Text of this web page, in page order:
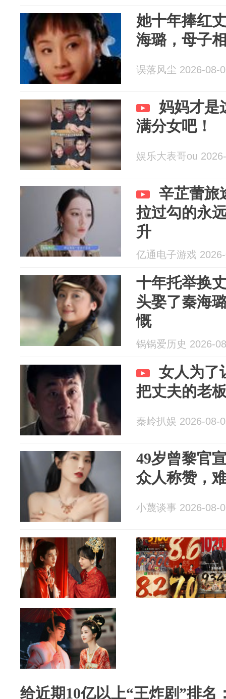
她十年捧红
海璐，母子
误落风尘 2026-08-
妈妈才是
满分女吧！
娱乐大表哥ou
辛芷蕾旅
拉过勾的永
升
亿通电子游戏
十年托举换
头娶了秦海
慨
锅锅爱历史 2026-
女人为了
把丈夫的老
秦岭扒娱 2026-08-
49岁曾黎官
众人称赞，
小蔑谈事 2026-08-
给近期10亿以上“王炸剧”排名